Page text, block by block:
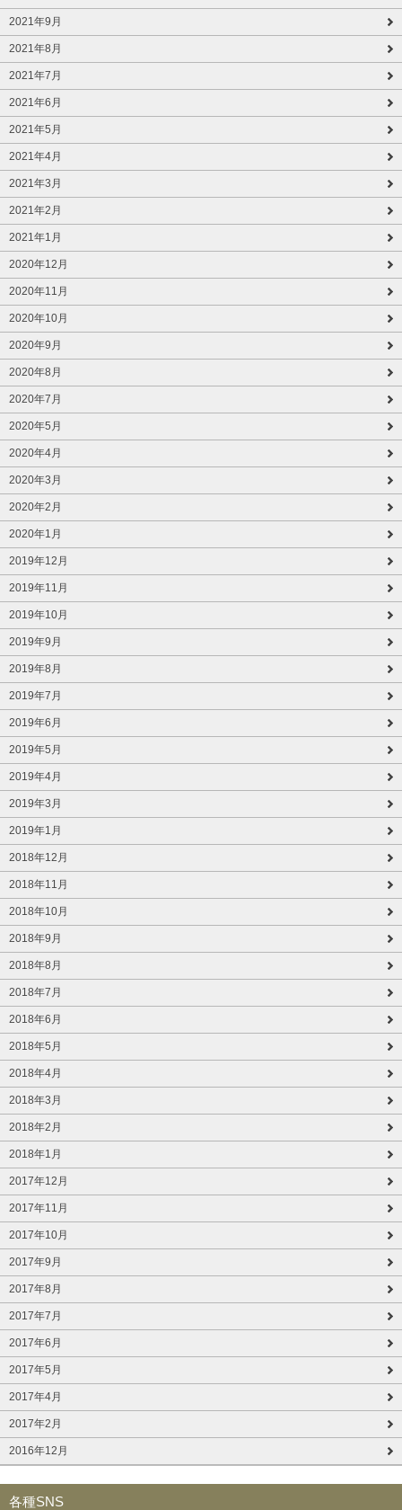
2021年9月
2021年8月
2021年7月
2021年6月
2021年5月
2021年4月
2021年3月
2021年2月
2021年1月
2020年12月
2020年11月
2020年10月
2020年9月
2020年8月
2020年7月
2020年5月
2020年4月
2020年3月
2020年2月
2020年1月
2019年12月
2019年11月
2019年10月
2019年9月
2019年8月
2019年7月
2019年6月
2019年5月
2019年4月
2019年3月
2019年1月
2018年12月
2018年11月
2018年10月
2018年9月
2018年8月
2018年7月
2018年6月
2018年5月
2018年4月
2018年3月
2018年2月
2018年1月
2017年12月
2017年11月
2017年10月
2017年9月
2017年8月
2017年7月
2017年6月
2017年5月
2017年4月
2017年2月
2016年12月
各種SNS